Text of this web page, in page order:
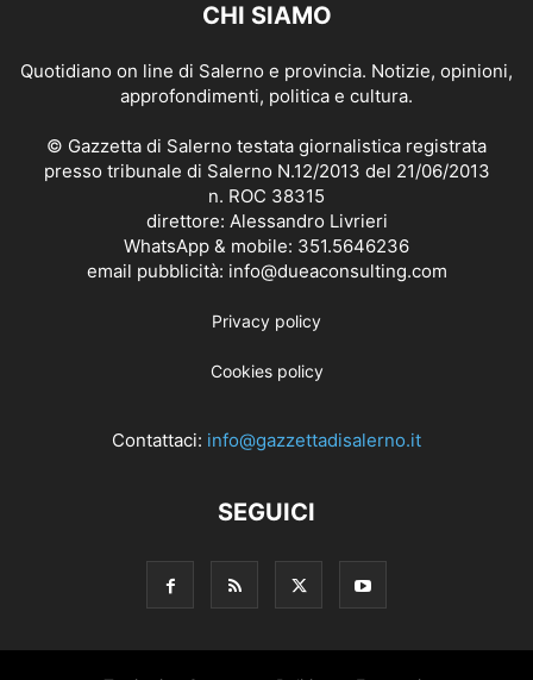
CHI SIAMO
Quotidiano on line di Salerno e provincia. Notizie, opinioni,
approfondimenti, politica e cultura.
© Gazzetta di Salerno testata giornalistica registrata
presso tribunale di Salerno N.12/2013 del 21/06/2013
n. ROC 38315
direttore: Alessandro Livrieri
WhatsApp & mobile: 351.5646236
email pubblicità: info@dueaconsulting.com
Privacy policy
Cookies policy
Contattaci: info@gazzettadisalerno.it
SEGUICI